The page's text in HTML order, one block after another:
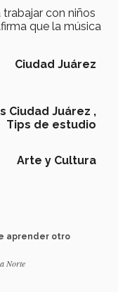
con niños
que la música
Ciudad Juárez
Ciudad Juárez ,
Tips de estudio
Arte y Cultura
aprender otro
Norte